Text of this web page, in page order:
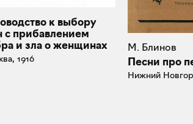
к выбору
с прибавлением
и зла о женщинах
1916
М. Блинов
Песни про
Нижний